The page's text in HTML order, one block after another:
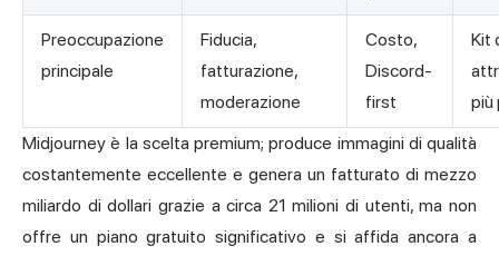
Preoccupazione
principale
Fiducia,
fatturazione,
moderazione
Costo,
Discord-
first
Kit
più
Midjourney è la scelta premium; produce immagini di qualità
costantemente eccellente e genera un fatturato di mezzo
miliardo di dollari grazie a circa 21 milioni di utenti, ma non
offre un piano gratuito significativo e si affida ancora a